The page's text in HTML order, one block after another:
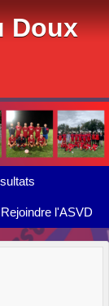
Doux
Rejoindre l'ASVD